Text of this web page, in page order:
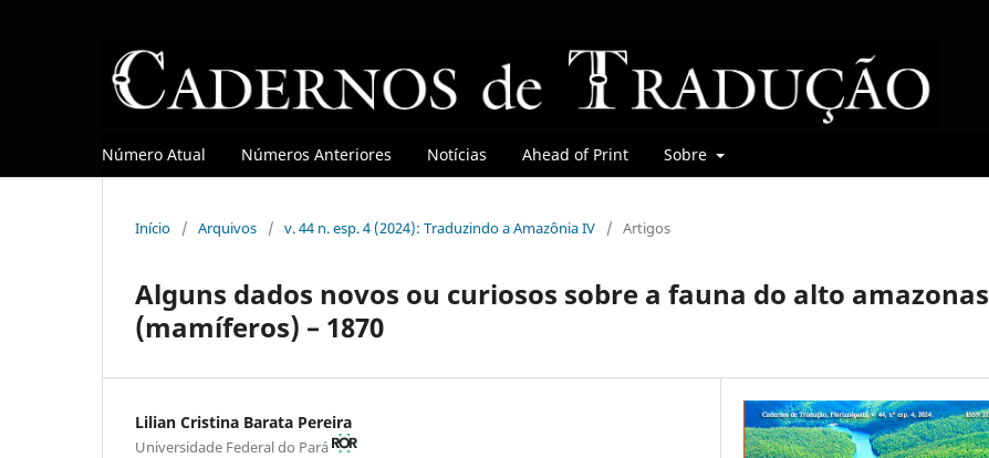
Número Atual Números Anteriores Notícias Ahead of Print Sobre
Início / Arquivos / v. 44 n. esp. 4 (2024): Traduzindo a Amazônia IV / Artigos
Alguns dados novos ou curiosos sobre a fauna do alto amazonas
(mamíferos) – 1870
Lilian Cristina Barata Pereira
Universidade Federal do Pará